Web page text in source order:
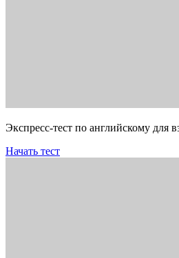
Экспресс-тест по английскому для
Начать тест